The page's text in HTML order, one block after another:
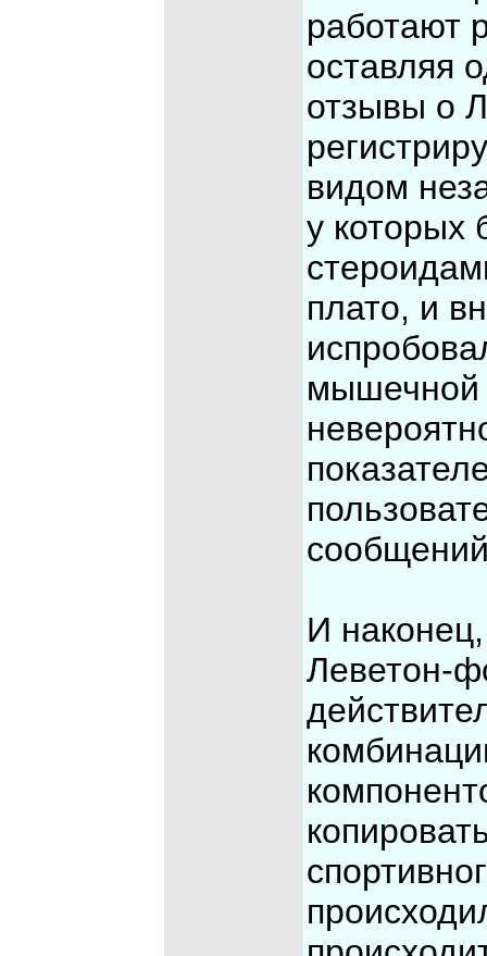
работают
оставляя
отзывы о
видом
у которых
плато, и
мышечной
И
Леветон-